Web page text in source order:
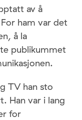
av å
ham var det
å la
publikummet
TV han sto
Han var i lang
for